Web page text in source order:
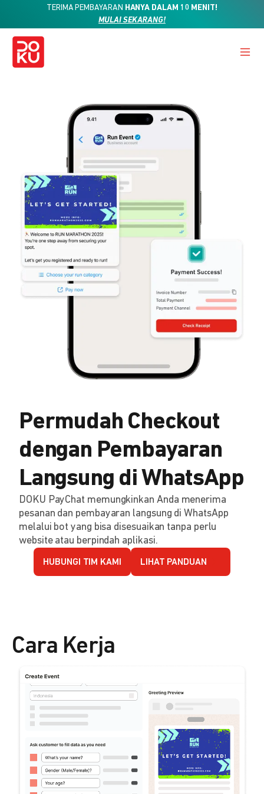
TERIMA PEMBAYARAN HANYA DALAM 10 MENIT!
MULAI SEKARANG!
Permudah Checkout
dengan Pembayaran
Langsung di WhatsApp
DOKU PayChat memungkinkan Anda menerima
pesanan dan pembayaran langsung di WhatsApp
melalui bot yang bisa disesuaikan tanpa perlu
website atau berpindah aplikasi.
HUBUNGI TIM KAMI LIHAT PANDUAN
Cara Kerja